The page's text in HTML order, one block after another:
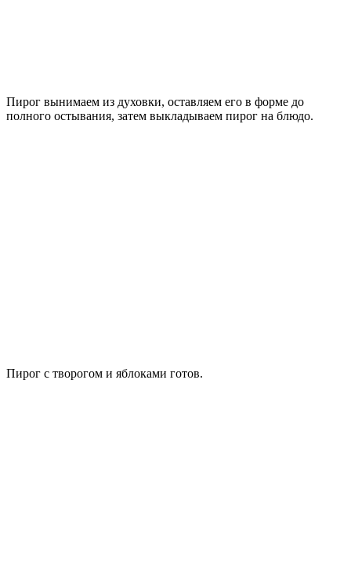
Пирог вынимаем из духовки, оставляем его в форме до
полного остывания, затем выкладываем пирог на блюдо.
Пирог с творогом и яблоками готов.